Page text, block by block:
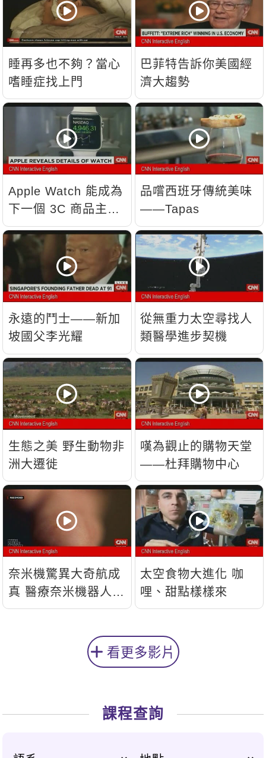
睡再多也不夠？當心
嗜睡症找上門
巴菲特告訴你美國經
濟大趨勢
Apple Watch 能成為
下一個 3C 商品主
流？
品嚐西班牙傳統美味
——Tapas
永遠的鬥士——新加
坡國父李光耀
從無重力太空尋找人
類醫學進步契機
生態之美 野生動物非
洲大遷徙
嘆為觀止的購物天堂
——杜拜購物中心
奈米機驚異大奇航成
真 醫療奈米機器人問
世
太空食物大進化 咖
哩、甜點樣樣來
看更多影片
課程查詢